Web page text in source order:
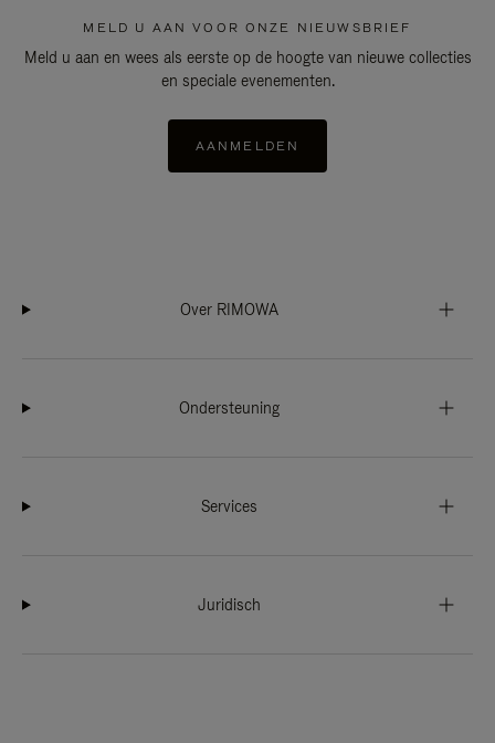
MELD U AAN VOOR ONZE NIEUWSBRIEF
Meld u aan en wees als eerste op de hoogte van nieuwe collecties
en speciale evenementen.
AANMELDEN
Over RIMOWA
Ondersteuning
Services
Juridisch